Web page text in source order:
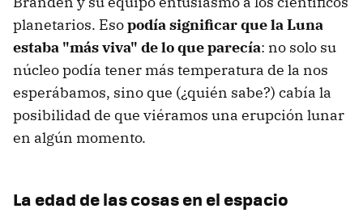
planetarios. Esopodía significar que la Luna
estaba "más viva" de lo que parecía: no solo su
núcleo podía tener más temperatura de la nos
esperábamos, sino que (¿quién sabe?) cabía la
posibilidad de que viéramos una erupción lunar
en algún momento.
La edad de las cosas en el espacio